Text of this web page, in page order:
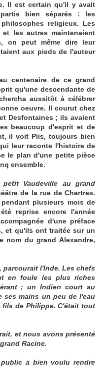
Il est certain qu'il y avait
bien séparés : les
religieux. Les
les autres maintenaient
on peut même dire leur
aux pieds de l'auteur
centenaire de ce grand
qu'une descendante de
aussitôt à célébrer
oeuvre. Il courut chez
Desfontaines ; ils avaient
beaucoup d'esprit et de
il voit Piis, toujours bien
leur raconte l'histoire de
le plan d'une petite pièce
ensemble.
petit Vaudeville au grand
de la rue de Chartres.
plusieurs mois de
reprise encore l'année
d'une préface
et qu'ils ont traitée sur un
nom du grand Alexandre,
l'Inde. Les chefs
en foule les plus riches
; un Indien court au
ses mains un peu de l'eau
de Philippe. C'était tout
et nous avons présenté
Racine.
a bien voulu rendre